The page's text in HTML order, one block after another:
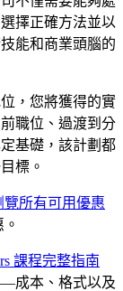
擇正確方法並以
能和商業頭腦的
，您將獲得的實
職位、過渡到分
基礎，該計劃都
標。
覽所有可用優惠
課程完整指南
成本、格式以及